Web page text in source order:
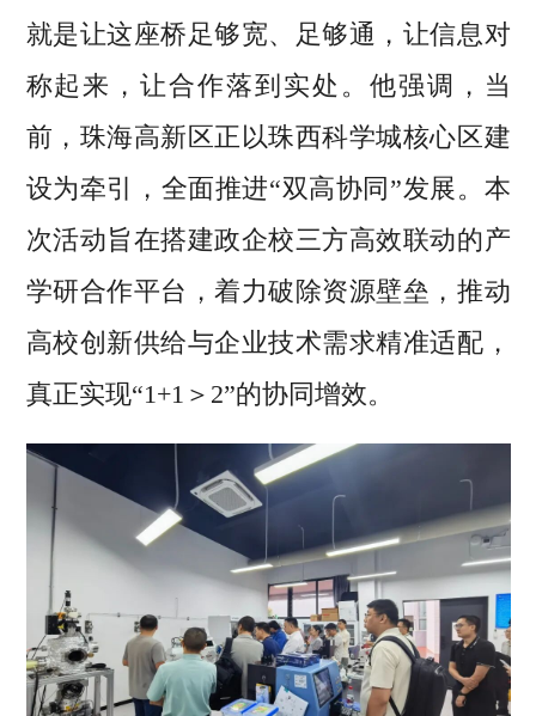
就是让这座桥足够宽、足够通，让信息对
称起来，让合作落到实处。他强调，当
前，珠海高新区正以珠西科学城核心区建
设为牵引，全面推进“双高协同”发展。本
次活动旨在搭建政企校三方高效联动的产
学研合作平台，着力破除资源壁垒，推动
高校创新供给与企业技术需求精准适配，
真正实现“1+1＞2”的协同增效。